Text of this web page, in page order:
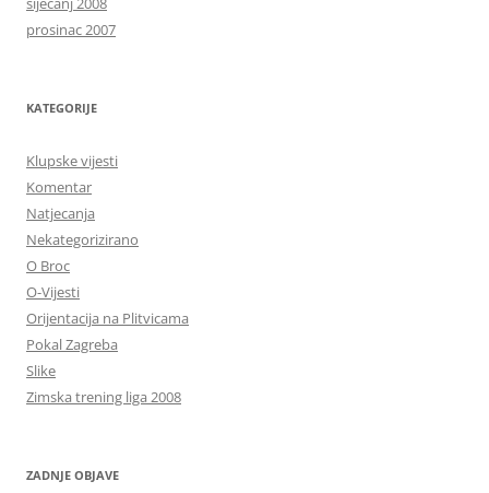
prosinac 2007
KATEGORIJE
Klupske vijesti
Komentar
Natjecanja
Nekategorizirano
O Broc
O-Vijesti
Orijentacija na Plitvicama
Pokal Zagreba
Slike
Zimska trening liga 2008
ZADNJE OBJAVE